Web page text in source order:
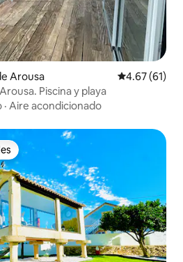
Arousa Calificación
4.67 (61)
Piscina y playa
· Aire acondicionado